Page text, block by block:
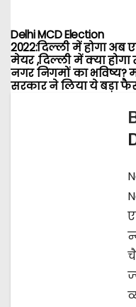
P
o
Delhi MCD Election
2022:दिल्ली में होगा अब
मेयर ,दिल्ली में क्या होगा
नगर निगमों का भविष्य?
सरकार ने लिया ये बड़ा